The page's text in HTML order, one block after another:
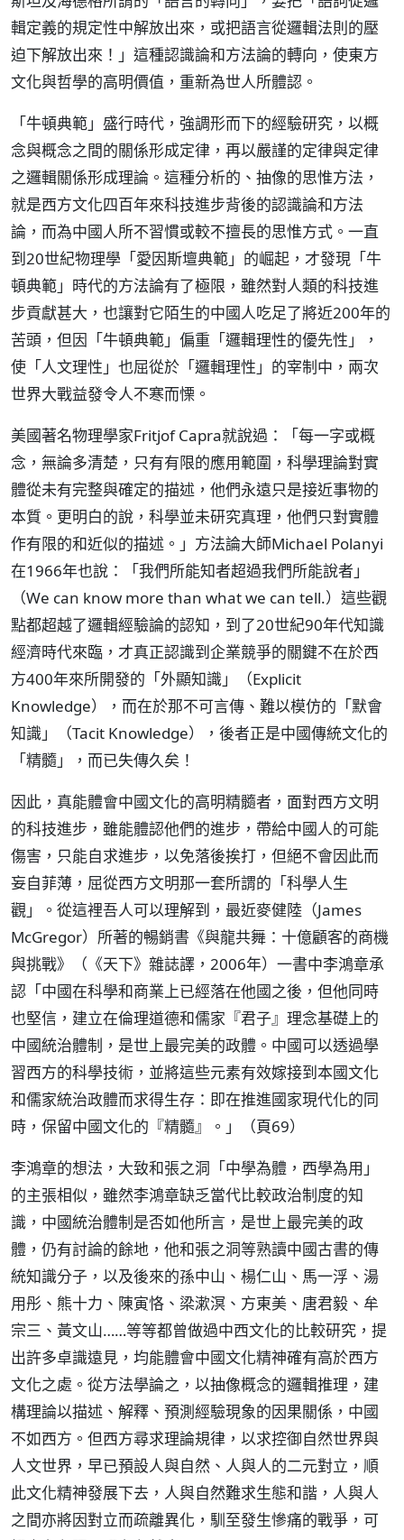
輯定義的規定性中解放出來，或把語言從邏輯法則的壓
迫下解放出來！」這種認識論和方法論的轉向，使東方
文化與哲學的高明價值，重新為世人所體認。
「牛頓典範」盛行時代，強調形而下的經驗研究，以概
念與概念之間的關係形成定律，再以嚴謹的定律與定律
之邏輯關係形成理論。這種分析的、抽像的思惟方法，
就是西方文化四百年來科技進步背後的認識論和方法
論，而為中國人所不習慣或較不擅長的思惟方式。一直
到20世紀物理學「愛因斯壇典範」的崛起，才發現「牛
頓典範」時代的方法論有了極限，雖然對人類的科技進
步貢獻甚大，也讓對它陌生的中國人吃足了將近200年的
苦頭，但因「牛頓典範」偏重「邏輯理性的優先性」，
使「人文理性」也屈從於「邏輯理性」的宰制中，兩次
世界大戰益發令人不寒而慄。
美國著名物理學家Fritjof Capra就說過：「每一字或概
念，無論多清楚，只有有限的應用範圍，科學理論對實
體從未有完整與確定的描述，他們永遠只是接近事物的
本質。更明白的說，科學並未研究真理，他們只對實體
作有限的和近似的描述。」方法論大師Michael Polanyi
在1966年也說：「我們所能知者超過我們所能說者」
（We can know more than what we can tell.）這些觀
點都超越了邏輯經驗論的認知，到了20世紀90年代知識
經濟時代來臨，才真正認識到企業競爭的關鍵不在於西
方400年來所開發的「外顯知識」（Explicit
Knowledge），而在於那不可言傳、難以模仿的「默會
知識」（Tacit Knowledge），後者正是中國傳統文化的
「精髓」，而已失傳久矣！
因此，真能體會中國文化的高明精髓者，面對西方文明
的科技進步，雖能體認他們的進步，帶給中國人的可能
傷害，只能自求進步，以免落後挨打，但絕不會因此而
妄自菲薄，屈從西方文明那一套所謂的「科學人生
觀」。從這裡吾人可以理解到，最近麥健陸（James
McGregor）所著的暢銷書《與龍共舞：十億顧客的商機
與挑戰》（《天下》雜誌譯，2006年）一書中李鴻章承
認「中國在科學和商業上已經落在他國之後，但他同時
也堅信，建立在倫理道德和儒家『君子』理念基礎上的
中國統治體制，是世上最完美的政體。中國可以透過學
習西方的科學技術，並將這些元素有效嫁接到本國文化
和儒家統治政體而求得生存：即在推進國家現代化的同
時，保留中國文化的『精髓』。」（頁69）
李鴻章的想法，大致和張之洞「中學為體，西學為用」
的主張相似，雖然李鴻章缺乏當代比較政治制度的知
識，中國統治體制是否如他所言，是世上最完美的政
體，仍有討論的餘地，他和張之洞等熟讀中國古書的傳
統知識分子，以及後來的孫中山、楊仁山、馬一浮、湯
用彤、熊十力、陳寅恪、梁漱溟、方東美、唐君毅、牟
宗三、黃文山……等等都曾做過中西文化的比較研究，提
出許多卓識遠見，均能體會中國文化精神確有高於西方
文化之處。從方法學論之，以抽像概念的邏輯推理，建
構理論以描述、解釋、預測經驗現象的因果關係，中國
不如西方。但西方尋求理論規律，以求控御自然世界與
人文世界，早已預設人與自然、人與人的二元對立，順
此文化精神發展下去，人與自然難求生態和諧，人與人
之間亦將因對立而疏離異化，馴至發生慘痛的戰爭，可